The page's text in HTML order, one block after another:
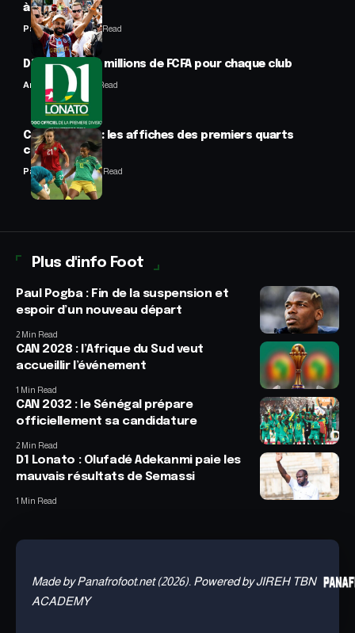
à Trabzon
Panafrofoot1 Min Read
D1 Lonato : 70 millions de FCFA pour chaque club
Anselme AVI 2 Min Read
CAN féminine : les affiches des premiers quarts
connues
Panafrofoot 2 Min Read
Plus d'info Foot
Paul Pogba : Fin de la suspension et
espoir d’un nouveau départ
2 Min Read
CAN 2028 : l’Afrique du Sud veut
accueillir l’événement
1 Min Read
CAN 2032 : le Sénégal prépare
officiellement sa candidature
2 Min Read
D1 Lonato : Olufadé Adekanmi paie les
mauvais résultats de Semassi
1 Min Read
Made by Panafrofoot.net (2026). Powered by JIREH TBN
ACADEMY